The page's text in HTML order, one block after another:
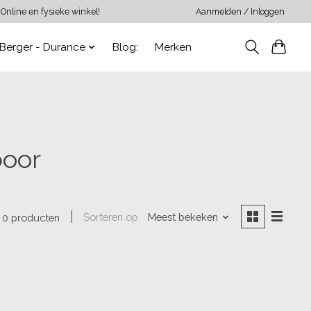
en fysieke winkel! Aanmelden / Inloggen
- Durance Blog: Merken
0 producten Sorteren op Meest bekeken